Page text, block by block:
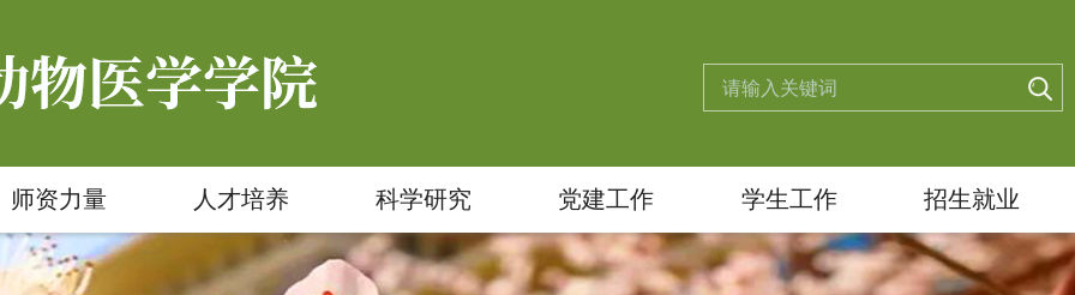
师资力量 人才培养 科学研究 党建工作 学生工作 招生就业